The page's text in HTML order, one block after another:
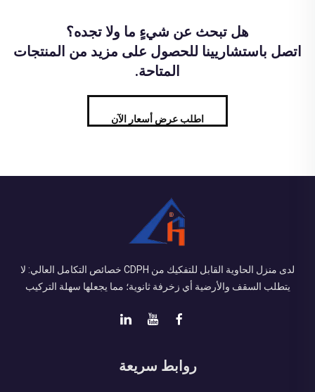
هل تبحث عن شيءٍ ما ولا تجده؟
اتصل باستشاريينا للحصول على مزيد من المنتجات
المتاحة.
اطلب عرض أسعار الآن
لدى منزل الحاوية القابل للتفكيك من CDPH خصائص التكامل العالي: لا
يتطلب السقف والأرضية أي زخرفة ثانوية؛ مما يجعلها سهلة التركيب
روابط سريعة